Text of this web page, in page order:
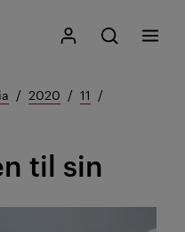
Mitt Kristiania
Åpne søk
Søk
Meny
2020
11
til sin